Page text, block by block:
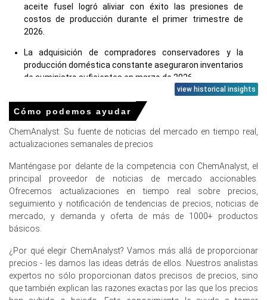
aceite fusel logró aliviar con éxito las presiones de
costos de producción durante el primer trimestre de
2026.
La adquisición de compradores conservadores y la
producción doméstica constante aseguraron inventarios
de suministro suficientes en marzo de 2026.
Precios del alcohol amílico en Europa
trimestre a trimestre en el primer trimestre de 2026,
impulsado por el aumento de los costos de las materias
primas upstream.
La tendencia del costo de producción de alcohol amílico
aumentó en marzo de 2026 ya que los precios del nafta
Las perspectivas de demanda de alcohol amílico
permanecieron moderadas en el primer trimestre de
2026 debido a un deterioro del entorno económico más
amplio.
view historical insights
Cómo podemos ayudar
ChemAnalyst: Su fuente de noticias del mercado en tiempo real,
actualizaciones semanales de precios
Manténgase por delante de la competencia con ChemAnalyst, el
principal proveedor de noticias de mercado accionables.
Ofrecemos actualizaciones en tiempo real sobre precios,
seguimiento y notificación de tendencias de precios, noticias de
mercado, y demanda y oferta de más de 1000+ productos
básicos.
¿Por qué elegir ChemAnalyst? Vamos más allá de proporcionar
precios - les damos las ideas detrás de ellos. Nuestros analistas
expertos no sólo proporcionan datos precisos de precios, sino
que también explican las razones exactas por las que los precios